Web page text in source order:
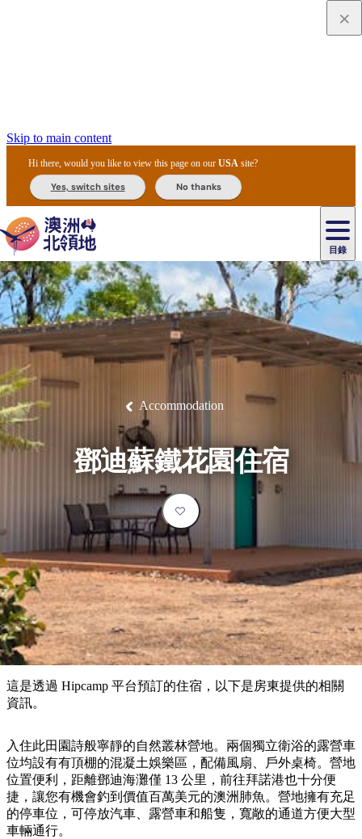
Skip to main content
Hi there, would you like to view this page on ourUSA site?
Yes, switch sites No thanks
目錄
主
目
訪
景
點
最
受
歡
迎
目
的
地
內
陸
和
戶
外
按
地
區
探
達
爾
文
愛
麗
斯
泉
烏
魯
卡
卡
杜
國
家
李
治
菲
特
國
公
瓦
塔
卡
公
提
東
阿
馬
塔
泉
池
米
魯
公
卡
魯
/
魔
石
保
護
區
古
布
茨
查
唐
納
國
家
公
園
必
玩
活
動
體
驗
旅
客
類
型
推
薦
榜
單
民
文
化
體
驗
美
食
攻
略
節
慶
與
活
戶
外
和
自
然
和
野
生
植
歷
文
豪
露
營
野
營
駕
劃
您
的
旅
規
劃
和
預
訂
實
用
資
訊
劃
工
具
住
宿
導
覽
團
租
車
和
交
通
工
Accommodation
鄧迪蘇鐵花園住宿
這是透過 Hipcamp 平台預訂的住宿，以下是房東提供的相關
資訊。
入住此田園詩般寧靜的自然叢林營地。兩個獨立衛浴的露營車
位均設有有頂棚的混凝土娛樂區，配備風扇、戶外桌椅。營地
位置便利，距離鄧迪海灘僅 13 公里，前往拜諾港也十分便
捷，讓您有機會釣到價值百萬美元的澳洲肺魚。營地擁有充足
的停車位，可停放汽車、露營車和船隻，寬敞的通道方便大型
車輛通行。